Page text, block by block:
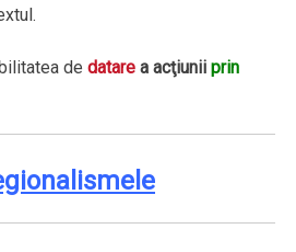
dedatare a acţiunii prin